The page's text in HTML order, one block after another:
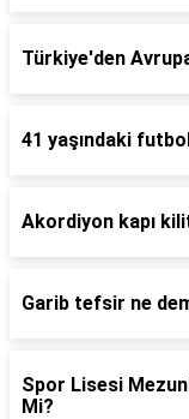
Türkiye'den
41 yaşındaki
Akordiyon kapı
Garib tefsir ne
Spor Lisesi
Mi?